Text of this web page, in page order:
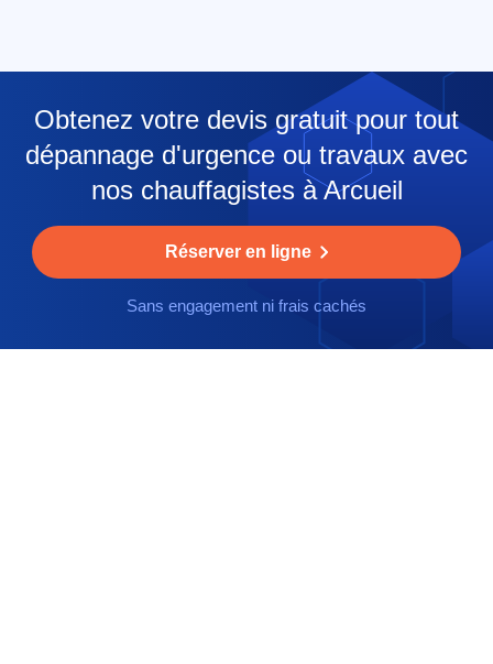
Obtenez votre devis gratuit pour tout
dépannage d'urgence ou travaux avec
nos chauffagistes à Arcueil
Réserver en ligne
Sans engagement ni frais cachés